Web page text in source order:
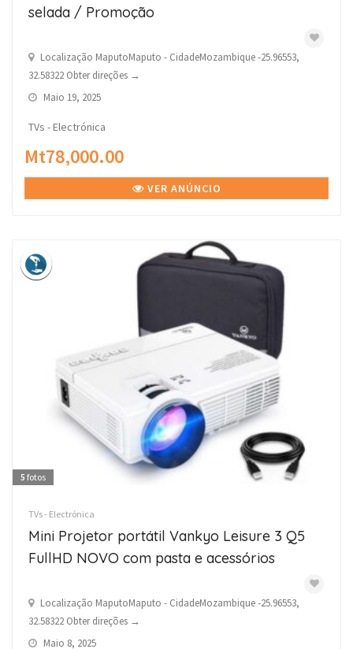
selada / Promoção
Localização MaputoMaputo - CidadeMozambique -25.96553,
32.58322 Obter direções →
Maio 19, 2025
TVs - Electrónica
Mt78,000.00
VER ANÚNCIO
5 fotos
TVs - Electrónica
Mini Projetor portátil Vankyo Leisure 3 Q5
FullHD NOVO com pasta e acessórios
Localização MaputoMaputo - CidadeMozambique -25.96553,
32.58322 Obter direções →
Maio 8, 2025